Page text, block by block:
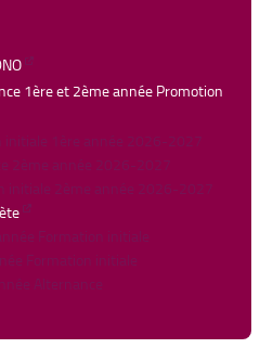
1ère et 2ème année Promotion